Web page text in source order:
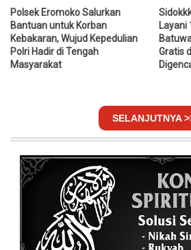
Polsek Eromoko Salurkan
Bantuan untuk Korban
Kebakaran, Wujud Kepedulian
Polri Hadir di Tengah
Masyarakat
Layani
Gratis
SELANJUTNYA